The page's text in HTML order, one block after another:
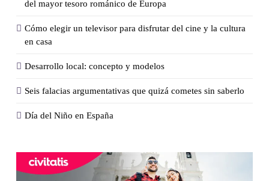
del mayor tesoro románico de Europa
Cómo elegir un televisor para disfrutar del cine y la cultura
en casa
Desarrollo local: concepto y modelos
Seis falacias argumentativas que quizá cometes sin saberlo
Día del Niño en España